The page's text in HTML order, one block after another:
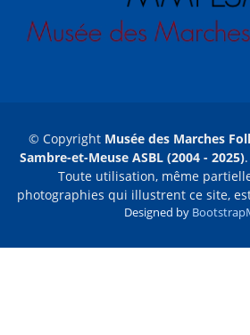
© Copyright Musée des Marches
Sambre-et-Meuse ASBL (2004 - 2025)
Toute utilisation, même
photographies qui illustrent ce site,
Designed by